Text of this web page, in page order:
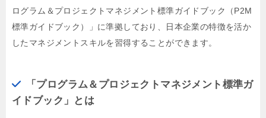
ログラム＆プロジェクトマネジメント標準ガイドブック（P2M
標準ガイドブック）」に準拠しており、日本企業の特徴を活か
したマネジメントスキルを習得することができます。
「プログラム＆プロジェクトマネジメント標準ガ
イドブック」とは